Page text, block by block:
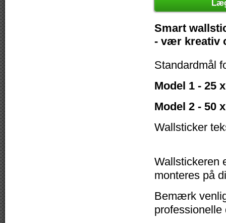
Smart
- vær kreativ
Standardmål
Model 1 - 25
Model 2 - 50
Wallsticker
Wallstickeren
monteres på
Bemærk
professionelle